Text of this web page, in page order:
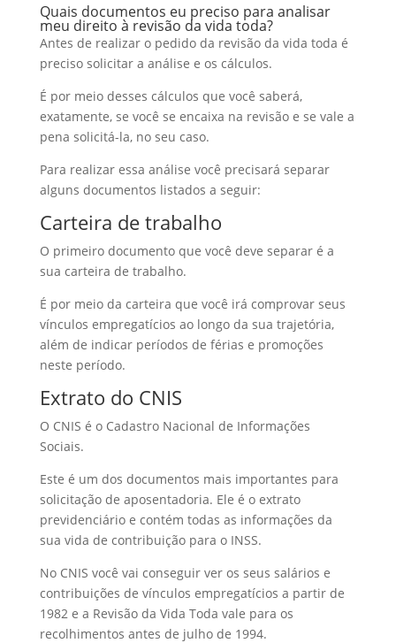
Quais documentos eu preciso para analisar
meu direito à revisão da vida toda?
Antes de realizar o pedido da revisão da vida toda é
preciso solicitar a análise e os cálculos.
É por meio desses cálculos que você saberá,
exatamente, se você se encaixa na revisão e se vale a
pena solicitá-la, no seu caso.
Para realizar essa análise você precisará separar
alguns documentos listados a seguir:
Carteira de trabalho
O primeiro documento que você deve separar é a
sua carteira de trabalho.
É por meio da carteira que você irá comprovar seus
vínculos empregatícios ao longo da sua trajetória,
além de indicar períodos de férias e promoções
neste período.
Extrato do CNIS
O CNIS é o Cadastro Nacional de Informações
Sociais.
Este é um dos documentos mais importantes para
solicitação de aposentadoria. Ele é o extrato
previdenciário e contém todas as informações da
sua vida de contribuição para o INSS.
No CNIS você vai conseguir ver os seus salários e
contribuições de vínculos empregatícios a partir de
1982 e a Revisão da Vida Toda vale para os
recolhimentos antes de julho de 1994.